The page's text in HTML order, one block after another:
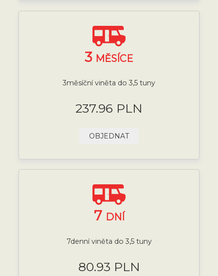
3 MĚSÍCE
3měsíční viněta do 3,5 tuny
237.96 PLN
OBJEDNAT
7 DNÍ
7denní viněta do 3,5 tuny
80.93 PLN